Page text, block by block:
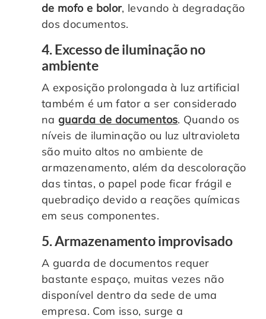
de mofo e bolor, levando à degradação
dos documentos.
4. Excesso de iluminação no
ambiente
A exposição prolongada à luz artificial
também é um fator a ser considerado
na guarda de documentos. Quando os
níveis de iluminação ou luz ultravioleta
são muito altos no ambiente de
armazenamento, além da descoloração
das tintas, o papel pode ficar frágil e
quebradiço devido a reações químicas
em seus componentes.
5. Armazenamento improvisado
A guarda de documentos requer
bastante espaço, muitas vezes não
disponível dentro da sede de uma
empresa. Com isso, surge a